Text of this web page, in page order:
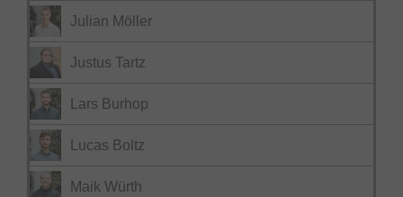
Julian Möller
Justus Tartz
Lars Burhop
Lucas Boltz
Maik Würth